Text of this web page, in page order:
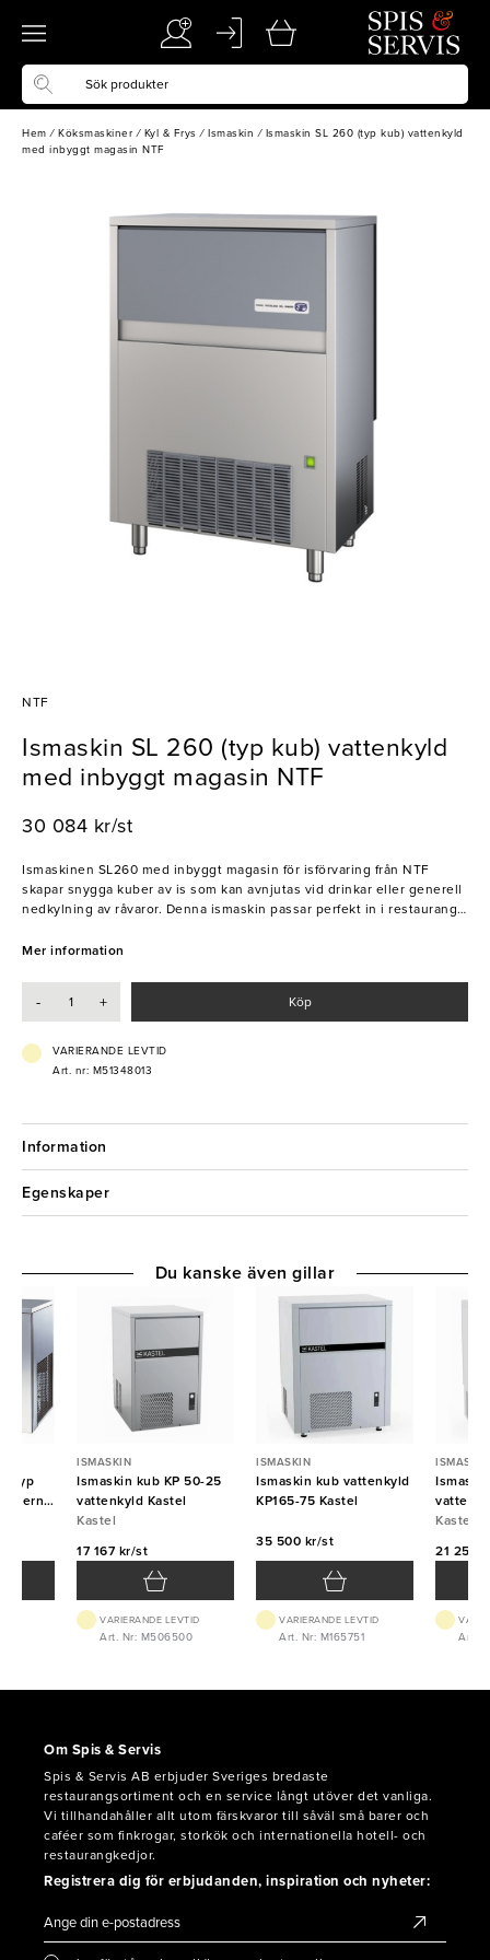
Hem / Köksmaskiner / Kyl & Frys / Ismaskin / Ismaskin SL 260 (typ kub) vattenkyld
med inbyggt magasin NTF
NTF
Ismaskin SL 260 (typ kub) vattenkyld
med inbyggt magasin NTF
30 084 kr/st
Ismaskinen SL260 med inbyggt magasin för isförvaring från NTF
skapar snygga kuber av is som kan avnjutas vid drinkar eller generell
nedkylning av råvaror. Denna ismaskin passar perfekt in i restaurang-
- Effekt: 0,87 kW
- Kylningssystem: Vattenkyld
- Tömningspump: Nej
Mer information
- + Köp
VARIERANDE LEVTID
Art. nr: M51348013
Information
Egenskaper
(typ
ISMASKIN
Ismaskin kub KP 50-25
vattenkyld Kastel
Kastel
17 167 kr/st
VARIERANDE LEVTID
Art. Nr: M506500
ISMASKIN
Ismaskin kub vattenkyld
KP165-75 Kastel
35 500 kr/st
VARIERANDE LEVTID
Art. Nr: M165751
ISMASKIN
Kastel
21 250
Art.
Du kanske även gillar
Om Spis & Servis
Spis & Servis AB erbjuder Sveriges bredaste
restaurangsortiment och en service långt utöver det vanliga.
Vi tillhandahåller allt utom färskvaror till såväl små barer och
caféer som finkrogar, storkök och internationella hotell- och
restaurangkedjor.
Registrera dig för erbjudanden, inspiration och nyheter: